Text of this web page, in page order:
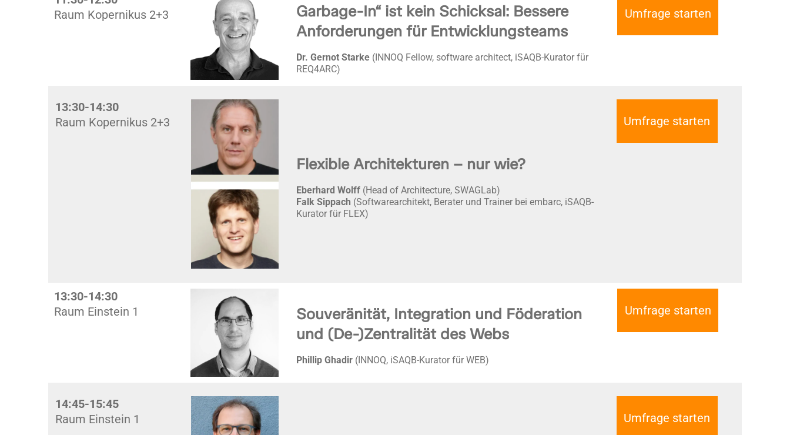
Raum Kopernikus 2+3
Garbage-In“ ist kein Schicksal: Bessere
Anforderungen für Entwicklungsteams
Dr. Gernot Starke(INNOQ Fellow, software architect, iSAQB-Kurator für
REQ4ARC)
Umfrage starten
13:30-14:30
Raum Kopernikus 2+3
Flexible Architekturen – nur wie?
Eberhard Wolff (Head of Architecture, SWAGLab)
Falk Sippach (Softwarearchitekt, Berater und Trainer bei embarc, iSAQB-
Kurator für FLEX)
Umfrage starten
13:30-14:30
Raum Einstein 1
Souveränität, Integration und Föderation
und (De-)Zentralität des Webs
Phillip Ghadir(INNOQ, iSAQB-Kurator für WEB)
Umfrage starten
14:45-15:45
Raum Einstein 1
Umfrage starten